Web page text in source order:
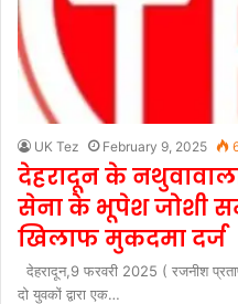
UK Tez February 9, 2025
देहरादून के
सेना के भूपेश जोशी
खिलाफ मुकदमा दर्ज
देहरादून,9 फरवरी 2025 ( रजनीश
दो युवकों द्वारा एक…